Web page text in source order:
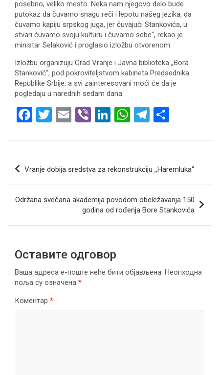
posebno, veliko mesto. Neka nam njegovo delo bude
putokaz da čuvamo snagu reči i lepotu našeg jezika, da
čuvamo kapiju srpskog juga, jer čuvajući Stankovića, u
stvari čuvamo svoju kulturu i čuvamo sebe“, rekao je
ministar Selaković i proglasio izložbu otvorenom.
Izložbu organizuju Grad Vranje i Javna biblioteka „Bora
Stanković“, pod pokroviteljstvom kabineta Predsednika
Republike Srbije, a svi zainteresovani moći će da je
pogledaju u narednih sedam dana.
F
ce
b
o
k
T
tt
er
E
ail
Vi
er
Li
ke
dI
n
W
at
A
p
T
e
gr
a
m
ar
Кретање
чланка
Vranje dobija sredstva za rekonstrukciju ,,Haremluka“
Održana svečana akademija povodom obeležavanja 150
godina od rođenja Bore Stankovića
Оставите одговор
Ваша адреса е-поште неће бити објављена. Неопходна
поља су означена *
Коментар *